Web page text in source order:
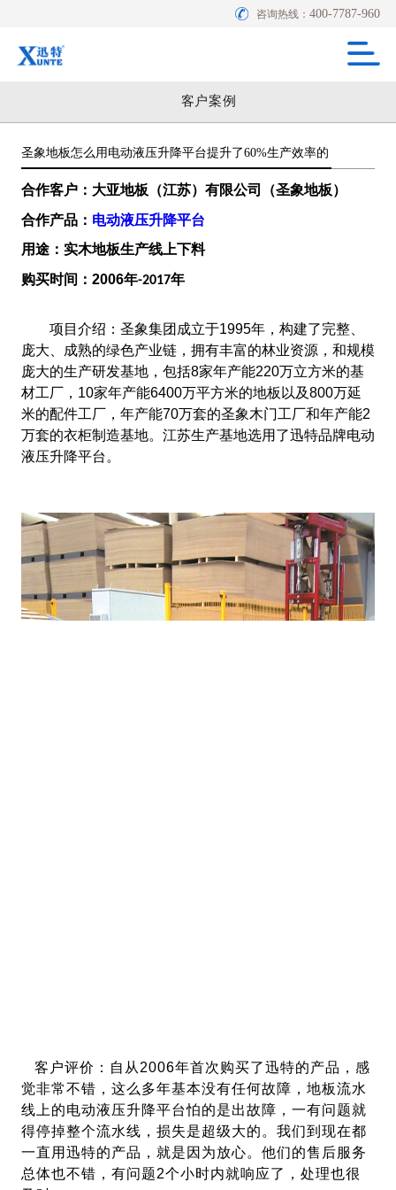
咨询热线：400-7787-960
客户案例
圣象地板怎么用电动液压升降平台提升了60%生产效率的
合作客户：大亚地板（江苏）有限公司（圣象地板）
合作产品： 电动液压升降平台
用途：实木地板生产线上下料
购买时间： 2006年-2017年
项目介绍： 圣象集团成立于1995年，构建了完整、
庞大、成熟的绿色产业链，拥有丰富的林业资源，和规模
庞大的生产研发基地，包括8家年产能220万立方米的基
材工厂，10家年产能6400万平方米的地板以及800万延
米的配件工厂，年产能70万套的圣象木门工厂和年产能2
万套的衣柜制造基地。江苏生产基地选用了迅特品牌电动
液压升降平台。
客户评价：自从2006年首次购买了迅特的产品，感
觉非常不错，这么多年基本没有任何故障，地板流水
线上的电动液压升降平台怕的是出故障，一有问题就
得停掉整个流水线，损失是超级大的。我们到现在都
一直用迅特的产品，就是因为放心。他们的售后服务
总体也不错，有问题2个小时内就响应了，处理也很